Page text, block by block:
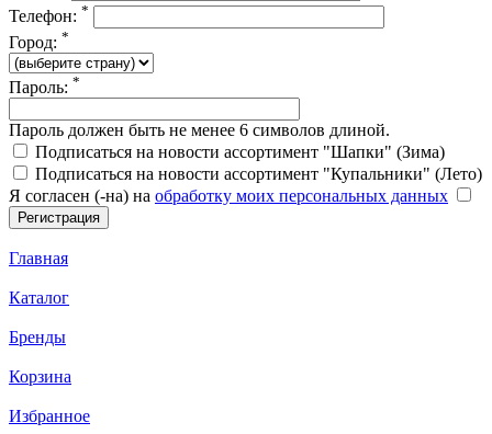
Телефон: *
Город: *
Пароль: *
Пароль должен быть не менее 6 символов длиной.
Подписаться на новости ассортимент "Шапки" (Зима)
Подписаться на новости ассортимент "Купальники" (Лето)
Я согласен (-на) на обработку моих персональных данных
Главная
Каталог
Бренды
Корзина
Избранное